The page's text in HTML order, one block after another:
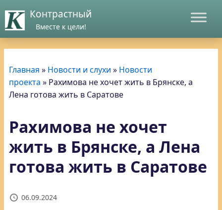
Контрастный
Вместе к цели!
Главная » Новости и слухи » Новости
проекта » Рахимова не хочет жить в Брянске, а
Лена готова жить в Саратове
Рахимова не хочет
жить в Брянске, а Лена
готова жить в Саратове
06.09.2024